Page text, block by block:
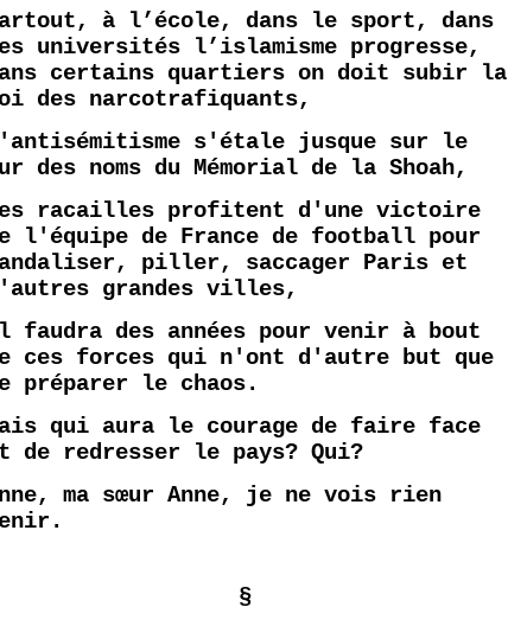
à l’école, dans le sport, dans
universités l’islamisme progresse,
certains quartiers on doit subir la
des narcotrafiquants,
s'étale jusque sur le
des noms du Mémorial de la Shoah,
racailles profitent d'une victoire
l'équipe de France de football pour
piller, saccager Paris et
grandes villes,
faudra des années pour venir à bout
ces forces qui n'ont d'autre but que
préparer le chaos.
qui aura le courage de faire face
de redresser le pays? Qui?
ma sœur Anne, je ne vois rien
§